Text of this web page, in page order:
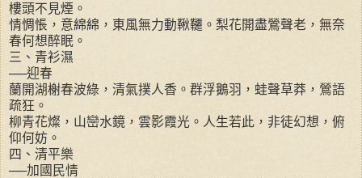
樓頭不見煙。
情惆悵，意綿綿，東風無力動鞦韆。梨花開盡鶯聲老，無奈
春何想醉眠。
三、青衫濕
──迎春
蘭開湖榭春波綠，清氣撲人香。群浮鵝羽，蛙聲草莽，鶯語
疏狂。
柳青花燦，山巒水鏡，雲影霞光。人生若此，非徒幻想，俯
仰何妨。
四、清平樂
──加國民情